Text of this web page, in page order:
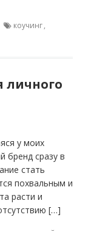
коучинг,
у моих
бренд сразу в
стать
похвальным и
расти и
[…]